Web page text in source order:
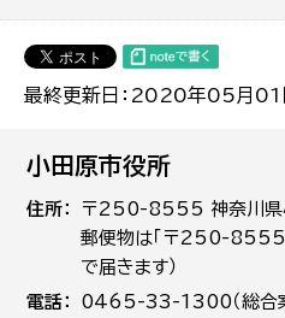
最終更新日：2020年05月01
小田原市役所
住所
〒250-8555 神奈川県
郵便物は「〒250-8555
で届きます）
電話
0465-33-1300（総合